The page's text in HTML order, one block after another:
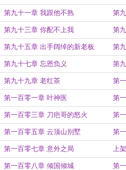
第九十一章 我跟他不熟 第
第九十三章 你配不上我 第
第九十五章 出手阔绰的新老板 第
第九十七章 忘恩负义 第
第九十九章 老红茶 第
第一百零一章 叶神医 第
第一百零三章 刀疤哥的怒火 第
第一百零五章 云顶山别墅 第
第一百零七章 意外之局 上
第一百零八章 倾国倾城 第